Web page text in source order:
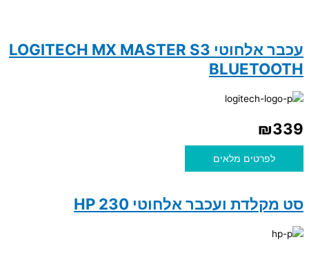
עכבר אלחוטי LOGITECH MX MASTER S3
BLUETOOTH
₪339
לפרטים מלאים
סט מקלדת ועכבר אלחוטי HP 230